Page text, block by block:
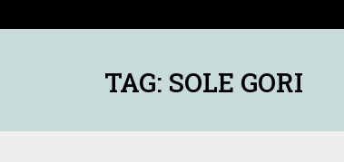
TAG: SOLE GORI